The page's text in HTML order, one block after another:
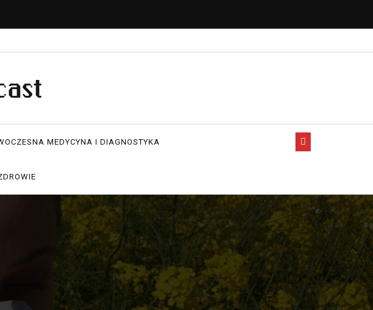
MEDYCYNA I DIAGNOSTYKA